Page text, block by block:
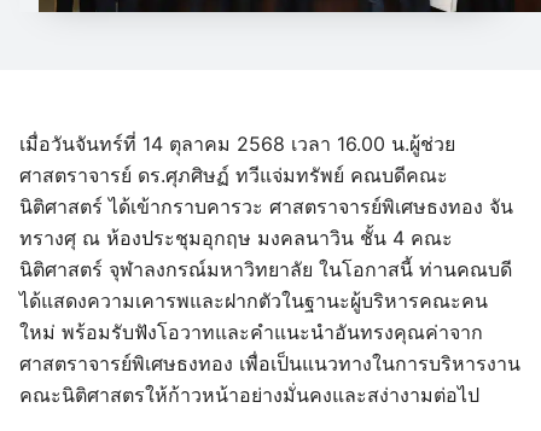
เมื่อวันจันทร์ที่ 14 ตุลาคม 2568 เวลา 16.00 น.ผู้ช่วย
ศาสตราจารย์ ดร.ศุภศิษฏ์ ทวีแจ่มทรัพย์ คณบดีคณะ
นิติศาสตร์ ได้เข้ากราบคารวะ ศาสตราจารย์พิเศษธงทอง จัน
ทรางศุ ณ ห้องประชุมอุกฤษ มงคลนาวิน ชั้น 4 คณะ
นิติศาสตร์ จุฬาลงกรณ์มหาวิทยาลัย ในโอกาสนี้ ท่านคณบดี
ได้แสดงความเคารพและฝากตัวในฐานะผู้บริหารคณะคน
ใหม่ พร้อมรับฟังโอวาทและคำแนะนำอันทรงคุณค่าจาก
ศาสตราจารย์พิเศษธงทอง เพื่อเป็นแนวทางในการบริหารงาน
คณะนิติศาสตรให้ก้าวหน้าอย่างมั่นคงและสง่างามต่อไป